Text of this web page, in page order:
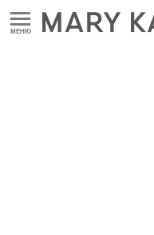
МЕНЮ